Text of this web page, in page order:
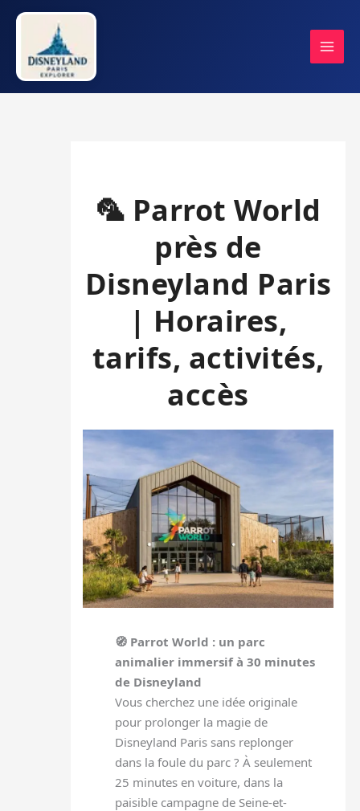
Aller
contenu
🦜 Parrot World
près de
Disneyland Paris
| Horaires,
tarifs, activités,
accès
🧭 Parrot World : un parc
animalier immersif à 30 minutes
de Disneyland
Vous cherchez une idée originale
pour prolonger la magie de
Disneyland Paris sans replonger
dans la foule du parc ? À seulement
25 minutes en voiture, dans la
paisible campagne de Seine-et-